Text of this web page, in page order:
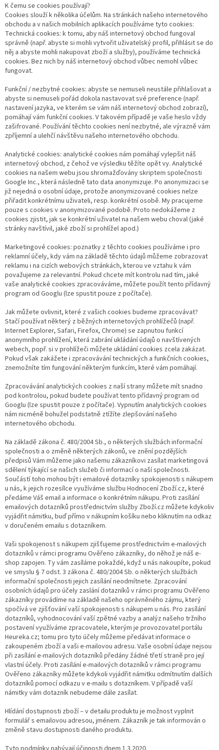
K čemu se cookies používají?
Cookies slouží k několika účelům. Na stránkách našeho internetového
obchodu a v našich mobilních aplikacích používáme tyto cookies:
Technická cookies: k tomu, aby náš internetový obchod fungoval
správně (např. abyste si mohli vytvořit uživatelský profil, přihlásit se do
něj a abyste mohli nakupovat zboží a služby), používáme technická
cookies. Bez nich by náš internetový obchod vůbec nemohl vůbec
fungovat.
Funkční / nezbytné cookies: abyste se nemuseli neustále přihlašovat a
abyste si nemuseli pořád dokola nastavovat své preference (např.
nastavení jazyka, ve kterém se vám náš internetový obchod zobrazí),
pomáhají vám funkční cookies. V takovém případě je vaše heslo vždy
zašifrované. Používání těchto cookies není nezbytné, ale výrazně vám
zpříjemní a ulehčí návštěvu našeho internetového obchodu.
Analytické cookies: analytické cookies nám pomáhají vylepšit náš
internetový obchod, z čehož ve výsledku těžíte opět vy. Analytické
cookies na našem webu jsou shromažďovány skriptem společnosti
Google Inc., která následně tato data anonymizuje. Po anonymizaci se
již nejedná o osobní údaje, protože anonymizované cookies nelze
přiřadit konkrétnímu uživateli, resp. konkrétní osobě. My pracujeme
pouze s cookies v anonymizované podobě. Proto nedokážeme z
cookies zjistit, jak se konkrétní uživatel na našem webu choval (jaké
stránky navštívil, jaké zboží si prohlížel apod.)
Marketingové cookies: poznatky z těchto cookies používáme i pro
reklamní účely, kdy vám na základě těchto údajů můžeme zobrazovat
reklamu i na cizích webových stránkách, kterou ve vztahu k vám
považujeme za relevantní. Pokud chcete mít kontrolu nad tím, jaké
vaše analytické cookies zpracováváme, můžete použít tento přídavný
program od Googlu (lze spustit pouze z počítače).
Jak můžete ovlivnit, které z vašich cookies budeme zpracovávat?
Stačí používat některý z běžných internetových prohlížečů (např.
Internet Explorer, Safari, Firefox, Chrome) se zapnutou funkcí
anonymního prohlížení, která zabrání ukládání údajů o navštívených
webech, popř. si v prohlížeči můžete ukládání cookies zcela zakázat.
Pokud však zakážete i zpracovávání technických a funkčních cookies,
znemožníte tím fungování některým funkcím, které vám pomáhají.
Zpracovávání analytických cookies z naší strany můžete mít snadno
pod kontrolou, pokud budete používat tento přídavný program od
Googlu (lze spustit pouze z počítače). Vypnutím analytických cookies
nám nicméně bohužel podstatně ztížíte zlepšování našeho
internetového obchodu.
Na základě zákona č. 480/2004 Sb., o některých službách informační
společnosti a o změně některých zákonů, ve znění pozdějších
předpisů Vám můžeme jako našemu zákazníkovi zasílat marketingová
sdělení týkající se našich služeb či informací o naší společnosti.
Součástí toho mohou být i emailové dotazníky spokojenosti s nákupem
u nás, k jejich rozesílce využíváme službu Hodnocení Zboží.cz, které
předáme Váš email a informace o konkrétním nákupu. Proti zasílání
emailových dotazníků prostřednictvím služby Zboží.cz můžete kdykoliv
vyjádřit námitku, buď přímo v nákupním košíku nebo kliknutím na odkaz
v doručeném emailu s dotazníkem.
Vaši spokojenost s nákupem zjišťujeme prostřednictvím e-mailových
dotazníků v rámci programu Ověřeno zákazníky, do něhož je náš e-
shop zapojen. Ty vám zasíláme pokaždé, když u nás nakoupíte, pokud
ve smyslu § 7 odst. 3 zákona č. 480/2004 Sb. o některých službách
informační společnosti jejich zasílání neodmítnete. Zpracování
osobních údajů pro účely zaslání dotazníků v rámci programu Ověřeno
zákazníky provádíme na základě našeho oprávněného zájmu, který
spočívá ve zjišťování vaší spokojenosti s nákupem u nás. Pro zasílání
dotazníků, vyhodnocování vaší zpětné vazby a analýz našeho tržního
postavení využíváme zpracovatele, kterým je provozovatel portálu
Heureka.cz; tomu pro tyto účely můžeme předávat informace o
zakoupeném zboží a vaši e-mailovou adresu. Vaše osobní údaje nejsou
při zasílání e-mailových dotazníků předány žádné třetí straně pro její
vlastní účely. Proti zasílání e-mailových dotazníků v rámci programu
Ověřeno zákazníky můžete kdykoli vyjádřit námitku odmítnutím dalších
dotazníků pomocí odkazu v e-mailu s dotazníkem. V případě vaší
námitky vám dotazník nebudeme dále zasílat.
Hlídání dostupnosti zboží – v detailu produktu je možnost vyplnit
formulář s emailovou adresou, jménem. Zákazník je tak informován o
změně stavu dostupnosti daného produktu.